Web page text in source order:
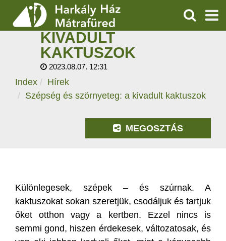
SZOLGÁLTATÁSOK
PROGRAMOK
HÍREK
KERESÉS
SZÉPSÉG ÉS
SZÖRNYETEG: A
KIVADULT
KAKTUSZOK
2023.08.07. 12:31
Index
Hírek
Szépség és szörnyeteg: a kivadult kaktuszok
MEGOSZTÁS
Különlegesek, szépek – és szúrnak. A
kaktuszokat sokan szeretjük, csodáljuk és tartjuk
őket otthon vagy a kertben. Ezzel nincs is
semmi gond, hiszen érdekesek, változatosak, és